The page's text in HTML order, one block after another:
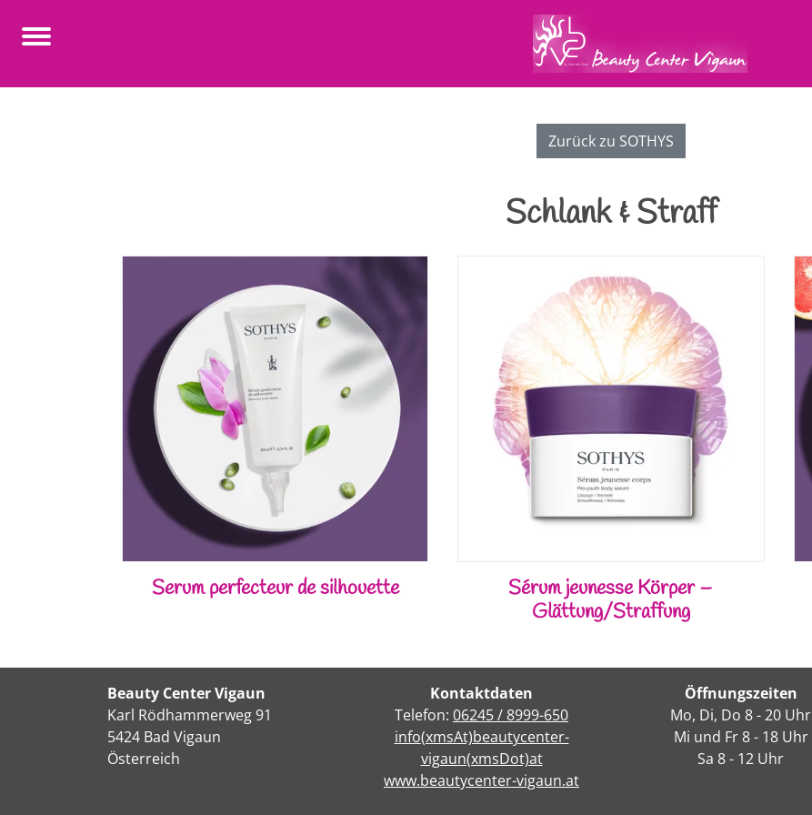
Zurück zu SOTHYS
Schlank & Straff
Serum perfecteur de silhouette
Sérum jeunesse Körper –
Glättung/Straffung
Beauty Center Vigaun
Karl Rödhammerweg 91
5424 Bad Vigaun
Österreich
Kontaktdaten
Telefon: 06245 / 8999-650
info(xmsAt)beautycenter-
vigaun(xmsDot)at
www.beautycenter-vigaun.at
Öffnungszeiten
Mo, Di, Do 8 - 20 Uhr
Mi und Fr 8 - 18 Uhr
Sa 8 - 12 Uhr